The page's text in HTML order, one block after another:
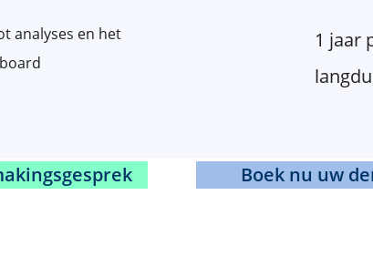
analyses en het
1 jaar
Boek nu uw